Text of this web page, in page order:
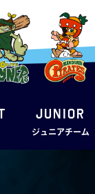
JUNIOR
ジュニアチーム